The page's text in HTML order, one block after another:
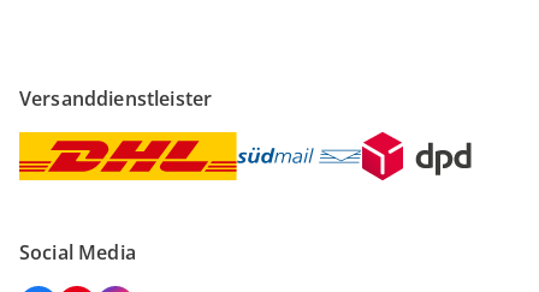
Versanddienstleister
Social Media